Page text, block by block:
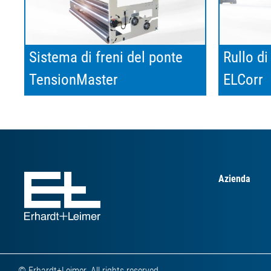
Sistema di freni del ponte
TensionMaster
Rullo
ELCorr
Azienda